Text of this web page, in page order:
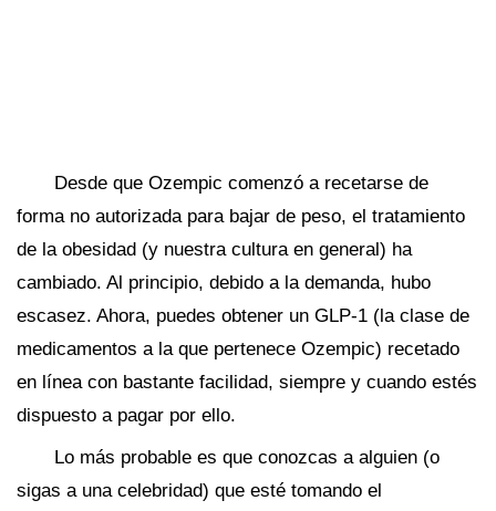
Desde que Ozempic comenzó a recetarse de
forma no autorizada para bajar de peso, el tratamiento
de la obesidad (y nuestra cultura en general) ha
cambiado. Al principio, debido a la demanda, hubo
escasez. Ahora, puedes obtener un GLP-1 (la clase de
medicamentos a la que pertenece Ozempic) recetado
en línea con bastante facilidad, siempre y cuando estés
dispuesto a pagar por ello.
Lo más probable es que conozcas a alguien (o
sigas a una celebridad) que esté tomando el